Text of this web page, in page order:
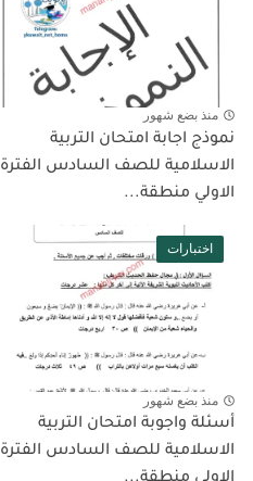
منذ بضع شهور
نموذج اجابة امتحان التربية
الاسلامية للصف السادس الفترة
الاولي منطقة...
اختبارات
منذ بضع شهور
أسئلة واجوبة امتحان التربية
الاسلامية للصف السادس الفترة